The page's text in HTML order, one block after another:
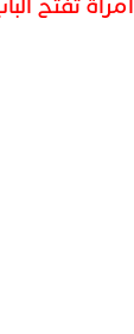
امراة تفتح